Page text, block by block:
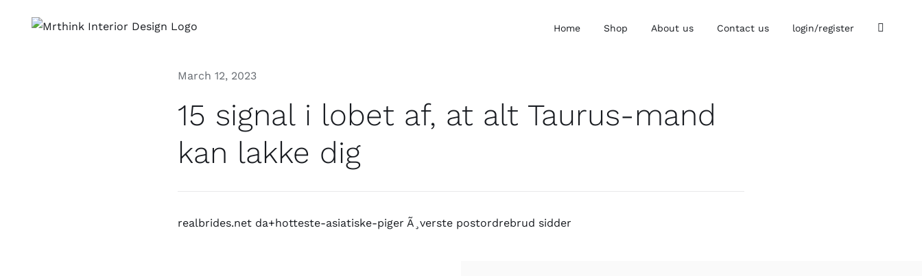
Home Shop About us Contact us login/register
March 12, 2023
15 signal i lobet af, at alt Taurus-mand
kan lakke dig
realbrides.net da+hotteste-asiatiske-piger Ã¸verste postordrebrud sidder